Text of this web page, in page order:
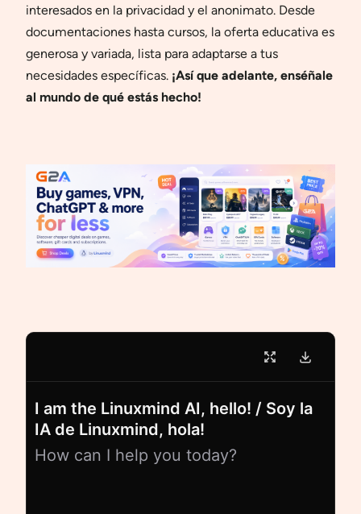
interesados en la privacidad y el anonimato. Desde
documentaciones hasta cursos, la oferta educativa es
generosa y variada, lista para adaptarse a tus
necesidades específicas. ¡Así que adelante, enséñale
al mundo de qué estás hecho!
I am the Linuxmind AI, hello! / Soy la
IA de Linuxmind, hola!
How can I help you today?